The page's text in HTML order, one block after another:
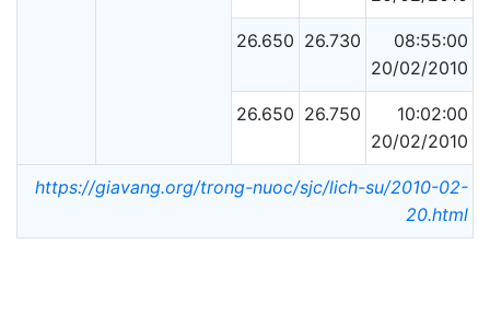
26.650 26.730
08:55:00
20/02/2010
26.650 26.750
10:02:00
20/02/2010
https://giavang.org/trong-nuoc/sjc/lich-su/2010-02-
20.html